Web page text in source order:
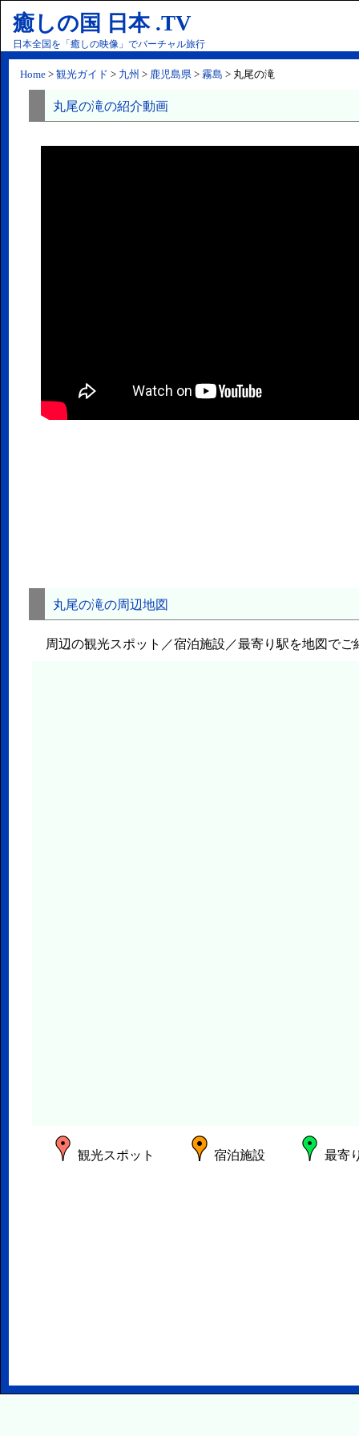
癒しの国 日本 .TV
日本全国を「癒しの映像」でバーチャル旅行
Home > 観光ガイド > 九州 > 鹿児島県 > 霧島 > 丸尾の滝
丸尾の滝の紹介動画
丸尾の滝の周辺地図
周辺の観光スポット／宿泊施設／最寄り駅を地図でご
観光スポット 宿泊施設 最寄